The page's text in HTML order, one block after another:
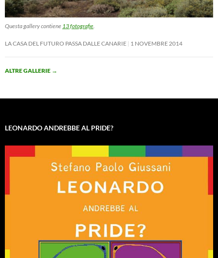
Questa gallery contiene 13 fotografie
LA CASA DEL FUTURO PASSA DALLE CANARIE 1 NOVEMBRE 2014
ALTRE GALLERIE →
LEONARDO ANDREBBE AL PRIDE?